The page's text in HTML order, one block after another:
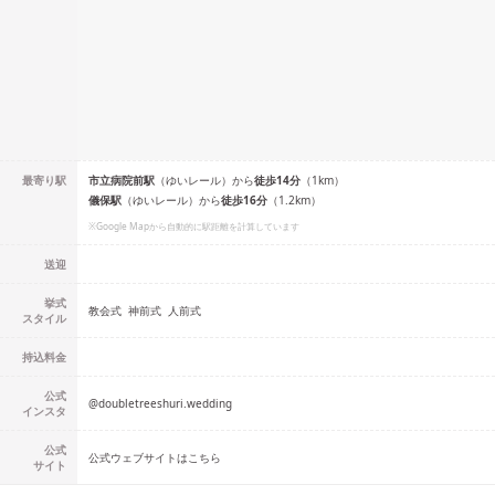
最寄り駅 市立病院前駅 （ゆいレール） から徒歩14分 （1km）
儀保駅 （ゆいレール） から徒歩16分 （1.2km）
※Google Mapから自動的に駅距離を計算しています
送迎
挙式
スタイル
教会式 神前式 人前式
持込料金
公式
インスタ
@doubletreeshuri.wedding
公式
サイト
公式ウェブサイトはこちら